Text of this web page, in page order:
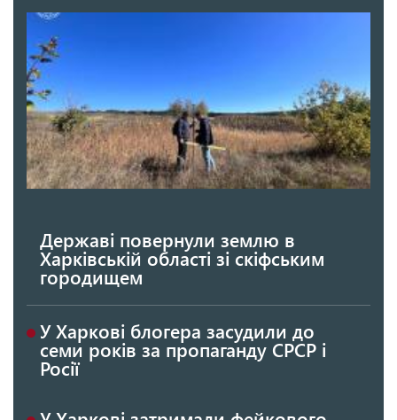
Державі повернули землю в
Харківській області зі скіфським
городищем
У Харкові блогера засудили до
семи років за пропаганду СРСР і
Росії